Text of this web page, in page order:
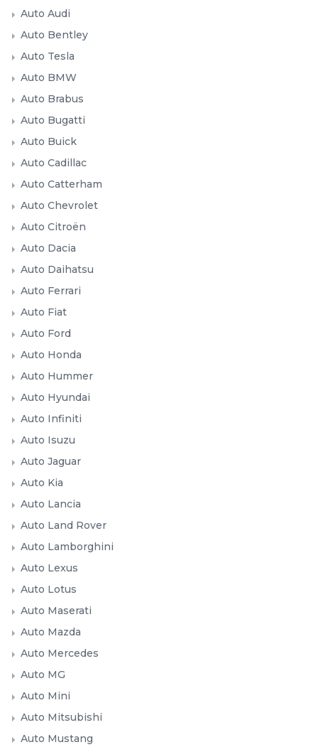
Auto Audi
Auto Bentley
Auto Tesla
Auto BMW
Auto Brabus
Auto Bugatti
Auto Buick
Auto Cadillac
Auto Catterham
Auto Chevrolet
Auto Citroën
Auto Dacia
Auto Daihatsu
Auto Ferrari
Auto Fiat
Auto Ford
Auto Honda
Auto Hummer
Auto Hyundai
Auto Infiniti
Auto Isuzu
Auto Jaguar
Auto Kia
Auto Lancia
Auto Land Rover
Auto Lamborghini
Auto Lexus
Auto Lotus
Auto Maserati
Auto Mazda
Auto Mercedes
Auto MG
Auto Mini
Auto Mitsubishi
Auto Mustang